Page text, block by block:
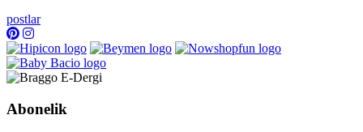
postlar
Abonelik